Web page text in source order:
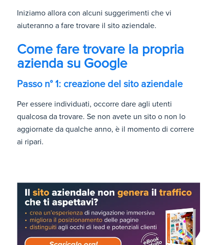
Iniziamo allora con alcuni suggerimenti che vi
aiuteranno a fare trovare il sito aziendale.
Come fare trovare la propria
azienda su Google
Passo n° 1: creazione del sito aziendale
Per essere individuati, occorre dare agli utenti
qualcosa da trovare. Se non avete un sito o non lo
aggiornate da qualche anno, è il momento di correre
ai ripari.